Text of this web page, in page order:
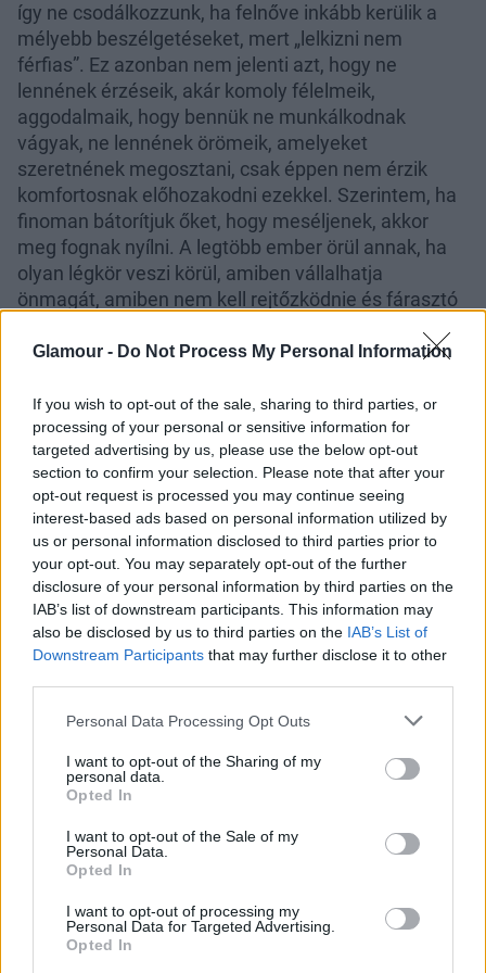
Glamour - Do Not Process My Personal Information
If you wish to opt-out of the sale, sharing to third parties, or
processing of your personal or sensitive information for
targeted advertising by us, please use the below opt-out
section to confirm your selection. Please note that after your
opt-out request is processed you may continue seeing
interest-based ads based on personal information utilized by
us or personal information disclosed to third parties prior to
your opt-out. You may separately opt-out of the further
disclosure of your personal information by third parties on the
IAB’s list of downstream participants. This information may
also be disclosed by us to third parties on the IAB’s List of
Downstream Participants that may further disclose it to other
Please note that this website/app uses one or more Google
not limited to your visit or usage behaviour. You may click to
grant or deny consent to Google and its third-party tags to
use your data for below specified purposes in below Google
consent section.
Personal Data Processing Opt Outs
I want to opt-out of the Sharing of my
personal data.
Opted In
I want to opt-out of the Sale of my
Personal Data.
Opted In
I want to opt-out of processing my
Personal Data for Targeted Advertising.
Opted In
így ne csodálkozzunk, ha felnőve inkább kerülik a
mélyebb beszélgetéseket, mert „lelkizni nem
férfias”. Ez azonban nem jelenti azt, hogy ne
lennének érzéseik, akár komoly félelmeik,
aggodalmaik, hogy bennük ne munkálkodnak
vágyak, ne lennének örömeik, amelyeket
szeretnének megosztani, csak éppen nem érzik
komfortosnak előhozakodni ezekkel. Szerintem, ha
finoman bátorítjuk őket, hogy meséljenek, akkor
meg fognak nyílni. A legtöbb ember örül annak, ha
olyan légkör veszi körül, amiben vállalhatja
önmagát, amiben nem kell rejtőzködnie és fárasztó
örökre felejtsük el azt a mondatot, hogy „Ugyan már,
éppen fájdalmuk van és beszélgessünk velük az
érzéseikről, mert ezzel tudunk leginkább
hozzájárulni, hogy ép lelkű felnőtt férfiakká
váljanak.
És egy zárkózottabb személyt hogyan tudunk
bevonni a mély beszélgetésekbe, ha nincs
ilyesmihez hozzászokva?
Én mindig a fokozatosság elve mellett teszem le a
voksomat. Ne azonnal és ne egyetlen alkalommal
lehet beszélni. Teremtsünk olyan légkört, amiben
biztonságban érzi magát, és a világért se faggassuk,
ne akarjunk harapófogóval kihúzni belőle
válaszokat. Fontos a nyitottság és az elfogadás is,
az emberek általában pontosan érzékelik, hogy
elfogadással közelednek-e feléjük, vagy bírálni
szeretnék őket. A legjobb, ha saját példáinkkal
kezdünk, egyfajta önfeltárással, majd innen tereljük
a beszélgetést a másik felé. Lehet, hogy a válaszok
nem azonnal érkeznek meg, de kis idő elteltével újra